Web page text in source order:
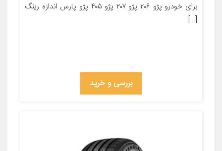
برای خودرو پژو ۲۰۶ پژو ۲۰۷ پژو ۴۰۵ پژو پارس اندازه رینگ
[…]
بررسی و خرید